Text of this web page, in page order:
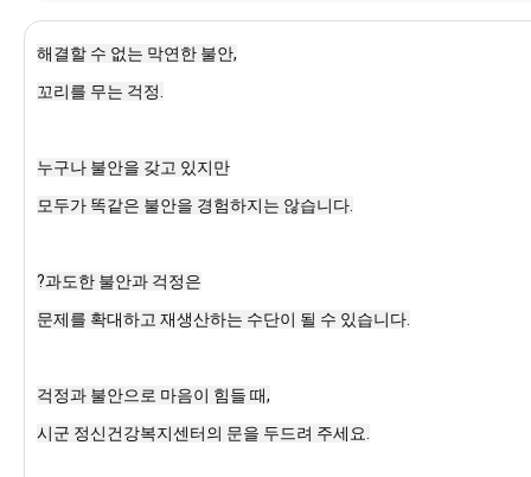
해결할 수 없는 막연한 불안,
꼬리를 무는 걱정.
누구나 불안을 갖고 있지만
모두가 똑같은 불안을 경험하지는 않습니다.
?과도한 불안과 걱정은
문제를 확대하고 재생산하는 수단이 될 수 있습니다.
걱정과 불안으로 마음이 힘들 때,
시군 정신건강복지센터의 문을 두드려 주세요.